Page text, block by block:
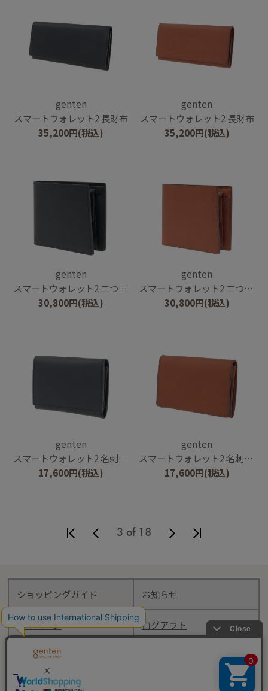
genten
スマートウォレット2 長財布
35,200円(税込)
genten
スマートウォレット2 長財布
35,200円(税込)
genten
スマートウォレット2 二つ折り財布
30,800円(税込)
genten
スマートウォレット2 二つ折り財布
30,800円(税込)
genten
スマートウォレット2 名刺入れ
17,600円(税込)
genten
スマートウォレット2 名刺入れ
17,600円(税込)
3 of 18
ショッピングガイド お知らせ
マイページ ログアウト